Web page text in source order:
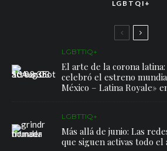
LGBTQI+
LGBTTIQ+
El arte de la corona
celebró el estreno
México – Latina Royale»
LGBTTIQ+
Más allá de junio: Las
que siguen activas todo el